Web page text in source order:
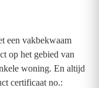
een vakbekwaam
op het gebied van
woning. En altijd
certificaat no.: